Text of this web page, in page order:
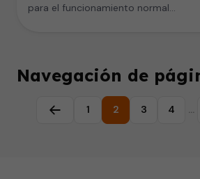
para el funcionamiento normal…
Navegación de
Página anterior
1 2 3 4 …